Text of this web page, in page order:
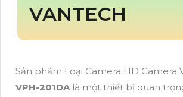
VANTECH
Sản phẩm Loại Camera HD Camera
VPH-201DAlà một thiết bị quan